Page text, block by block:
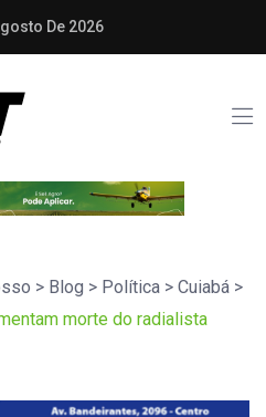
De 2026
> Blog > Política > Cuiabá >
morte do radialista